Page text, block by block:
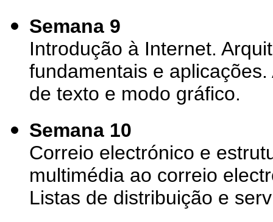
Semana 9
Introdução à Internet.
fundamentais e
de texto e modo gráfico.
Semana 10
Correio electrónico e
multimédia ao correio
Listas de distribuição e